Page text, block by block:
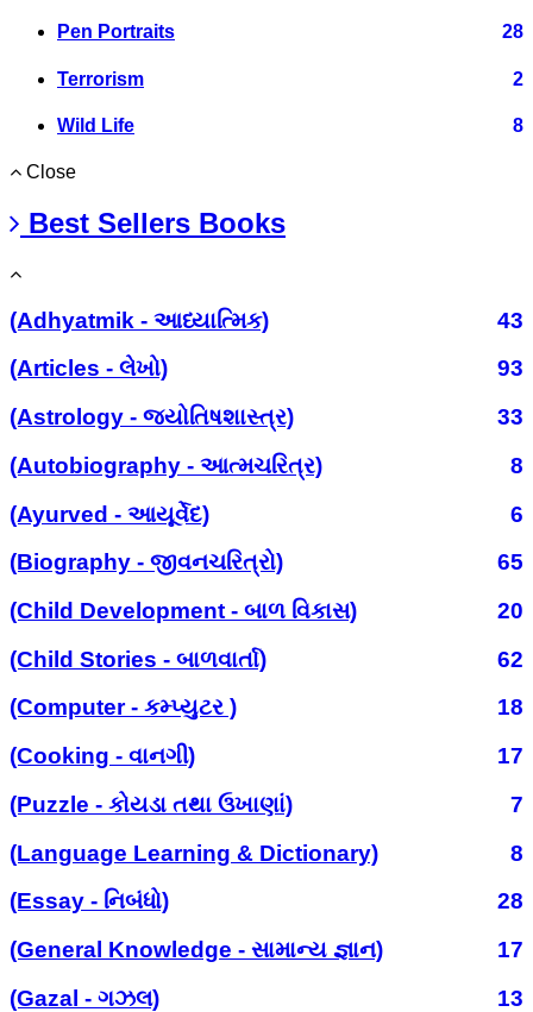
Pen Portraits 28
Terrorism 2
Wild Life 8
Close
Best Sellers Books
(Adhyatmik - આધ્યાત્મિક)
43
(Articles - લેખો)
93
(Astrology - જ્યોતિષશાસ્ત્ર)
33
(Autobiography - આત્મચરિત્ર)
8
(Ayurved - આયૂર્વેદ)
6
(Biography - જીવનચરિત્રો)
65
(Child Development - બાળ વિકાસ)
20
(Child Stories - બાળવાર્તા)
62
(Computer - કમ્પ્યુટર )
18
(Cooking - વાનગી)
17
(Puzzle - કોયડા તથા ઉખાણાં)
7
(Language Learning & Dictionary)
8
(Essay - નિબંધો)
28
(General Knowledge - સામાન્ય જ્ઞાન)
17
(Gazal - ગઝલ)
13